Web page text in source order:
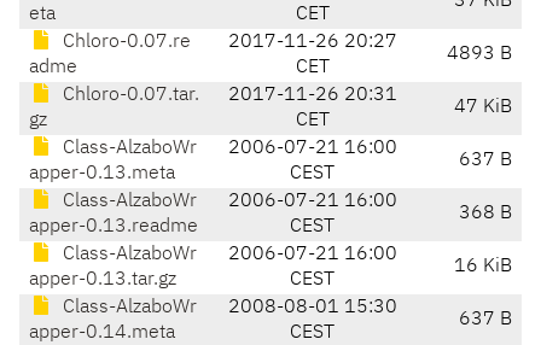
eta
CET
Chloro-0.07.re
adme
2017-11-26 20:27
CET
4893 B
Chloro-0.07.tar.
gz
2017-11-26 20:31
CET
47 KiB
Class-AlzaboWr
apper-0.13.meta
2006-07-21 16:00
CEST
637 B
Class-AlzaboWr
apper-0.13.readme
2006-07-21 16:00
CEST
368 B
Class-AlzaboWr
apper-0.13.tar.gz
2006-07-21 16:00
CEST
16 KiB
Class-AlzaboWr
apper-0.14.meta
2008-08-01 15:30
CEST
637 B